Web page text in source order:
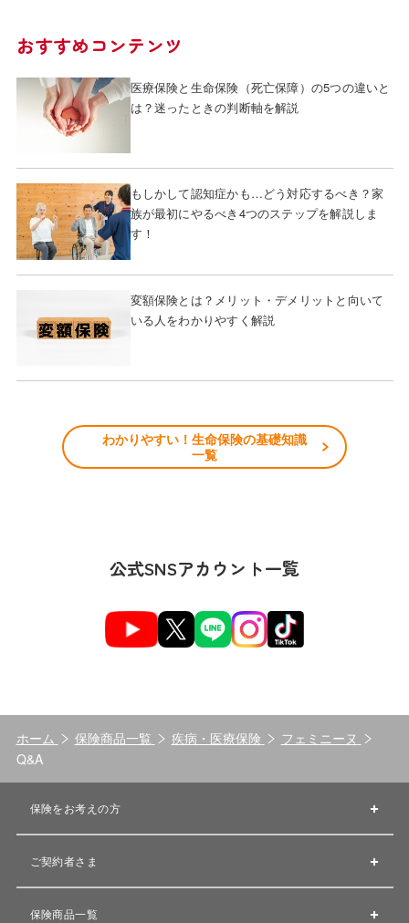
おすすめコンテンツ
医療保険と生命保険（死亡保障）の5つの違いと
は？迷ったときの判断軸を解説
もしかして認知症かも…どう対応するべき？家
族が最初にやるべき4つのステップを解説しま
す！
変額保険とは？メリット・デメリットと向いて
いる人をわかりやすく解説
わかりやすい！生命保険の基礎知識
一覧
公式SNSアカウント一覧
ホーム 保険商品一覧 疾病・医療保険
フェミニーヌ
Q&A
保険をお考えの方
ご契約者さま
保険商品一覧